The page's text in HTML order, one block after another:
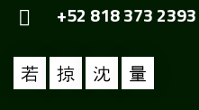
+52 818 373 2393